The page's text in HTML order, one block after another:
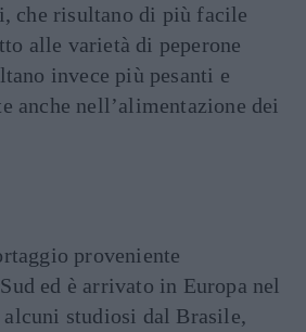
che risultano di più facile
alle varietà di peperone
invece più pesanti e
anche nell’alimentazione dei
proveniente
ed è arrivato in Europa nel
alcuni studiosi dal Brasile,